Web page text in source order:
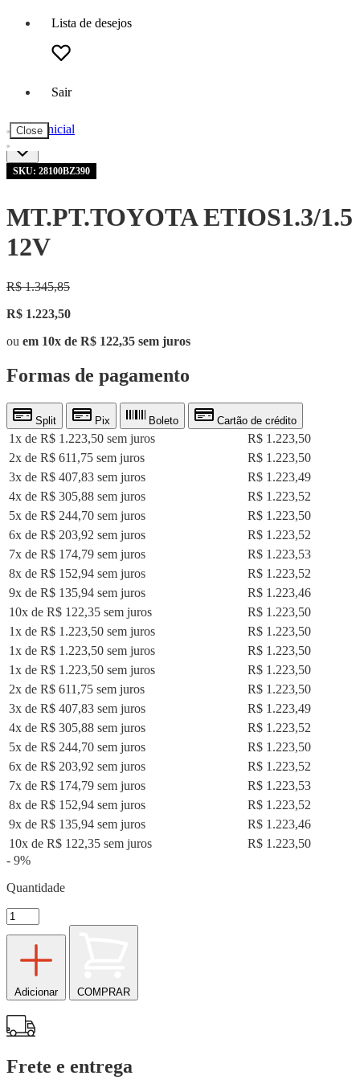
Lista de desejos
Sair
Close
Página inicial
SKU: 28100BZ390
MT.PT.TOYOTA ETIOS1.3/1.5
12V
R$ 1.345,85
R$ 1.223,50
ou em 10x de R$ 122,35 sem juros
Formas de pagamento
Split Pix Boleto Cartão de crédito
1x de R$ 1.223,50 sem juros
R$ 1.223,50
2x de R$ 611,75 sem juros
R$ 1.223,50
3x de R$ 407,83 sem juros
R$ 1.223,49
4x de R$ 305,88 sem juros
R$ 1.223,52
5x de R$ 244,70 sem juros
R$ 1.223,50
6x de R$ 203,92 sem juros
R$ 1.223,52
7x de R$ 174,79 sem juros
R$ 1.223,53
8x de R$ 152,94 sem juros
R$ 1.223,52
9x de R$ 135,94 sem juros
R$ 1.223,46
10x de R$ 122,35 sem juros
R$ 1.223,50
1x de R$ 1.223,50 sem juros
R$ 1.223,50
1x de R$ 1.223,50 sem juros
R$ 1.223,50
1x de R$ 1.223,50 sem juros
R$ 1.223,50
2x de R$ 611,75 sem juros
R$ 1.223,50
3x de R$ 407,83 sem juros
R$ 1.223,49
4x de R$ 305,88 sem juros
R$ 1.223,52
5x de R$ 244,70 sem juros
R$ 1.223,50
6x de R$ 203,92 sem juros
R$ 1.223,52
7x de R$ 174,79 sem juros
R$ 1.223,53
8x de R$ 152,94 sem juros
R$ 1.223,52
9x de R$ 135,94 sem juros
R$ 1.223,46
10x de R$ 122,35 sem juros
R$ 1.223,50
- 9%
Quantidade
Adicionar COMPRAR
Frete e entrega